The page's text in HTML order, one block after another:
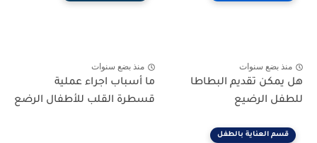
منذ بضع سنوات
هل يمكن تقديم البطاطا
للطفل الرضيع
منذ بضع سنوات
ما أسباب اجراء عملية
قسطرة القلب للأطفال الرضع
قسم العناية بالطفل